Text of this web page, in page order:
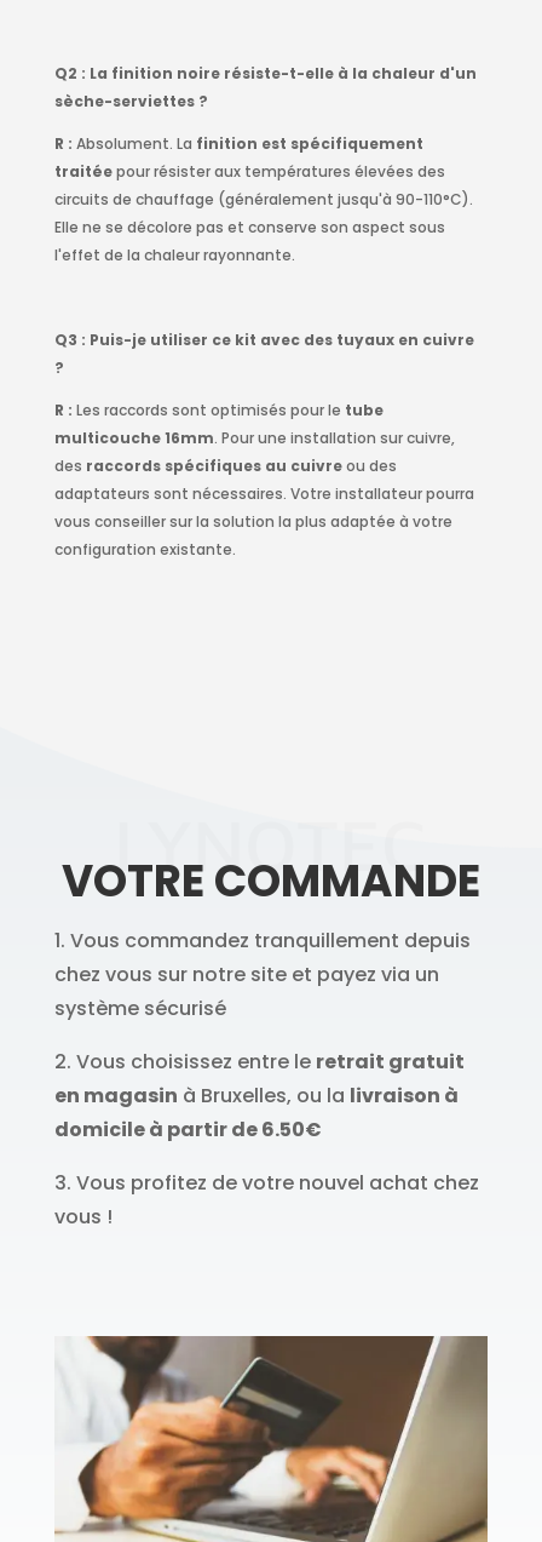
Q2 : La finition noire résiste-t-elle à la chaleur d'un
sèche-serviettes ?
R : Absolument. La finition est spécifiquement
traitéepour résister aux températures élevées des
circuits de chauffage (généralement jusqu'à 90-110°C).
Elle ne se décolore pas et conserve son aspect sous
l'effet de la chaleur rayonnante.
Q3 : Puis-je utiliser ce kit avec des tuyaux en cuivre
?
R : Les raccords sont optimisés pour le tube
multicouche 16mm. Pour une installation sur cuivre,
des raccords spécifiques au cuivreou des
adaptateurs sont nécessaires. Votre installateur pourra
vous conseiller sur la solution la plus adaptée à votre
configuration existante.
LYNOTEC
VOTRE COMMANDE
1. Vous commandez tranquillement depuis
chez vous sur notre site et payez via un
système sécurisé
2. Vous choisissez entre le retrait gratuit
en magasin à Bruxelles, ou la livraison à
domicile à partir de 6.50€
3. Vous profitez de votre nouvel achat chez
vous !